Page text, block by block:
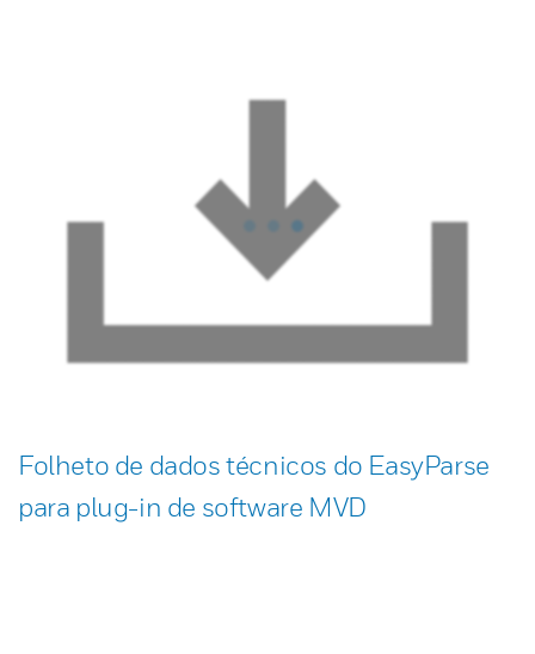
Folheto de dados técnicos do EasyParse
para plug-in de software MVD